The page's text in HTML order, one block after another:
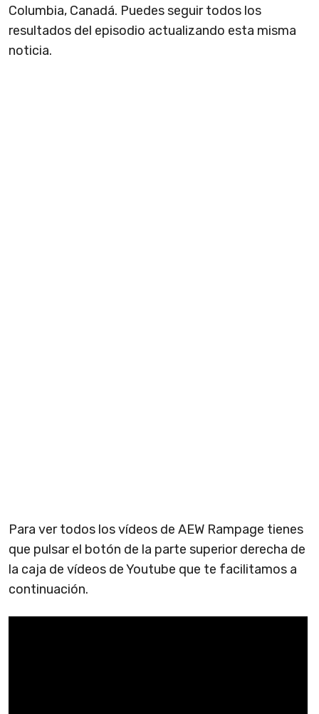
Columbia, Canadá. Puedes seguir todos los
resultados del episodio actualizando esta misma
noticia.
Para ver todos los vídeos de AEW Rampage tienes
que pulsar el botón de la parte superior derecha de
la caja de vídeos de Youtube que te facilitamos a
continuación.